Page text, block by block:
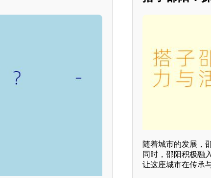
随着城市的发展，
同时，邵阳积极融
让这座城市在传承